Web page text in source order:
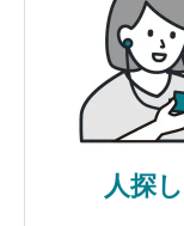
人探し